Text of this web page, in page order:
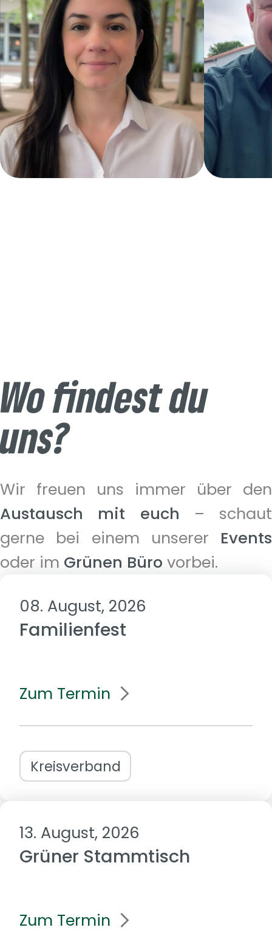
Wo findest du
uns?
Wir freuen uns immer über den
Austausch mit euch – schaut
gerne bei einem unserer Events
oder im Grünen Büro vorbei.
08. August, 2026
Familienfest
Zum Termin
Kreisverband
13. August, 2026
Grüner Stammtisch
Zum Termin